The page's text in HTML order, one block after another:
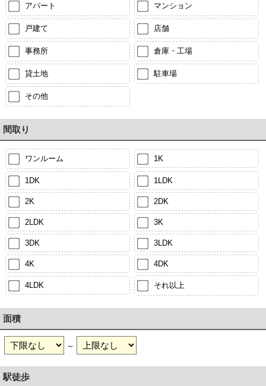
アパート マンション
戸建て 店舗
事務所 倉庫・工場
貸土地 駐車場
その他
間取り
ワンルーム 1K
1DK 1LDK
2K 2DK
2LDK 3K
3DK 3LDK
4K 4DK
4LDK それ以上
面積
～
駅徒歩